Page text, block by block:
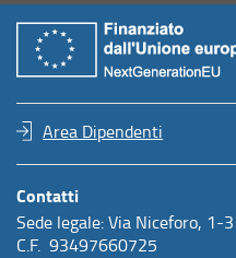
Area Dipendenti
Contatti
Sede legale: Via Niceforo,
C.F. 93497660725